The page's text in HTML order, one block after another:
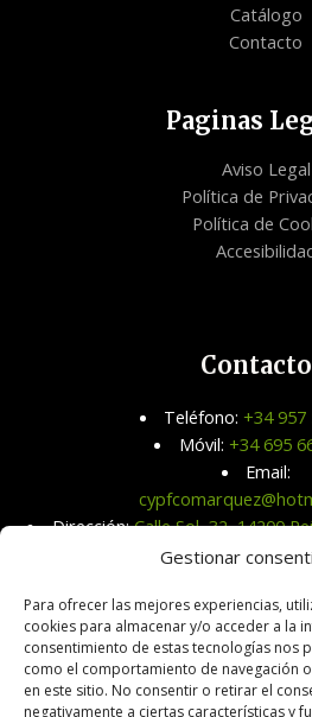
Gestionar
Para ofrecer las mejores experiencias,
cookies para almacenar y/o acceder a la
consentimiento de estas tecnologías nos
como el comportamiento de navegación
en este sitio. No consentir o retirar el
negativamente a ciertas características y
Catálogo
Contacto
Paginas
Aviso Legal
Política de
Política de
Contacto
Teléfono: +34 957
Móvil: +34 695
Email:
Dirección:Calle Sol, 32, 14200
Córdoba